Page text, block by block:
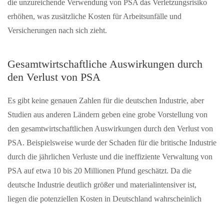
die unzureichende Verwendung von PSA das Verletzungsrisiko
erhöhen, was zusätzliche Kosten für Arbeitsunfälle und
Versicherungen nach sich zieht.
Gesamtwirtschaftliche Auswirkungen durch
den Verlust von PSA
Es gibt keine genauen Zahlen für die deutschen Industrie, aber
Studien aus anderen Ländern geben eine grobe Vorstellung von
den gesamtwirtschaftlichen Auswirkungen durch den Verlust von
PSA. Beispielsweise wurde der Schaden für die britische Industrie
durch die jährlichen Verluste und die ineffiziente Verwaltung von
PSA auf etwa 10 bis 20 Millionen Pfund geschätzt. Da die
deutsche Industrie deutlich größer und materialintensiver ist,
liegen die potenziellen Kosten in Deutschland wahrscheinlich